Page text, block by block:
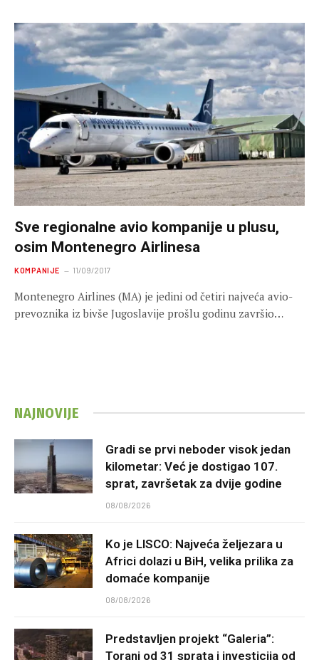
Sve regionalne avio kompanije u plusu,
osim Montenegro Airlinesa
KOMPANIJE 11/09/2017
Montenegro Airlines (MA) je jedini od četiri najveća avio-
prevoznika iz bivše Jugoslavije prošlu godinu završio…
NAJNOVIJE
Gradi se prvi neboder visok jedan
kilometar: Već je dostigao 107.
sprat, završetak za dvije godine
08/08/2026
Ko je LISCO: Najveća željezara u
Africi dolazi u BiH, velika prilika za
domaće kompanije
08/08/2026
Predstavljen projekt “Galeria”:
Toranj od 31 sprata i investicija od